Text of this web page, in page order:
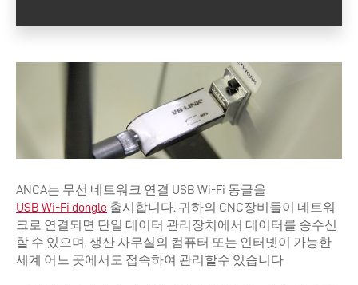
ANCA는 무선 네트워크 연결 USB Wi-Fi 동글을
USB Wi-Fi dongle 출시합니다. 귀하의 CNC장비들이 네트워
크로 연결되면 단일 데이터 관리장치에서 데이터를 송수신
할 수 있으며, 생산 사무실의 컴퓨터 또는 인터넷이 가능한
세계 어느 곳에서도 접속하여 관리할수 있습니다